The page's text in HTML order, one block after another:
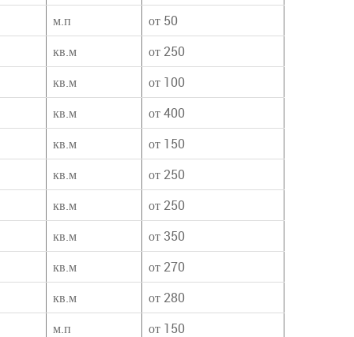
м.п
от 50
кв.м
от 250
кв.м
от 100
кв.м
от 400
кв.м
от 150
кв.м
от 250
кв.м
от 250
кв.м
от 350
кв.м
от 270
кв.м
от 280
м.п
от 150